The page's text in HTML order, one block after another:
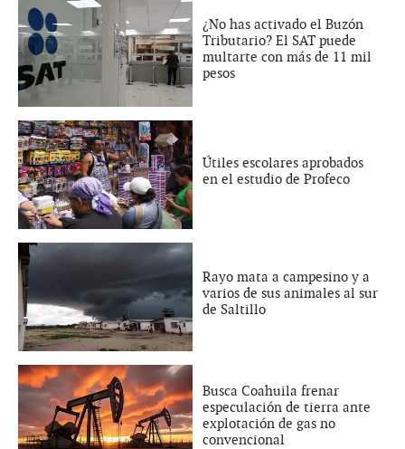
¿No has activado el Buzón
Tributario? El SAT puede
multarte con más de 11 mil
pesos
Útiles escolares aprobados
en el estudio de Profeco
Rayo mata a campesino y a
varios de sus animales al sur
de Saltillo
Busca Coahuila frenar
especulación de tierra ante
explotación de gas no
convencional